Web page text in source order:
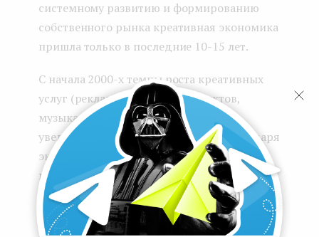
системному развитию и формированию
собственного рынка креативная экономика
пришла только в последние 10-15 лет.
С начала 2000-х темпы роста креативных
услуг (реклама, создание продуктов,
музыкальная индустрия и так далее)
увеличивались ежегодно на 17%. Благодаря
экономическому росту все больше людей
понимало, что идеи ― это не что-то
противоположное материальному
благополучию, а наоборот ― то, что может
принести большой доход. В последние 3-5